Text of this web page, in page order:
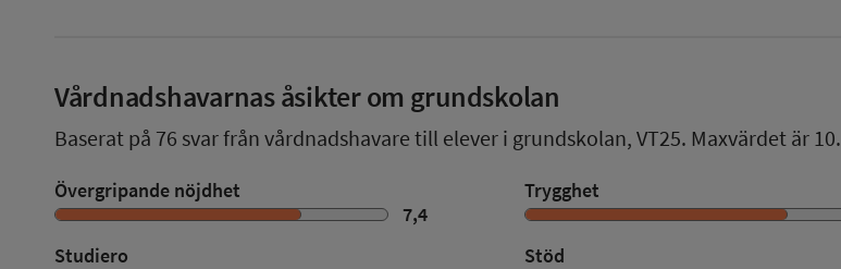
Vårdnadshavarnas åsikter om grundskolan
Baserat på 76 svar från vårdnadshavare till elever i grundskolan, VT25. Maxvärdet är 10.
Övergripande nöjdhet
7,4
Trygghet
Studiero
Stöd